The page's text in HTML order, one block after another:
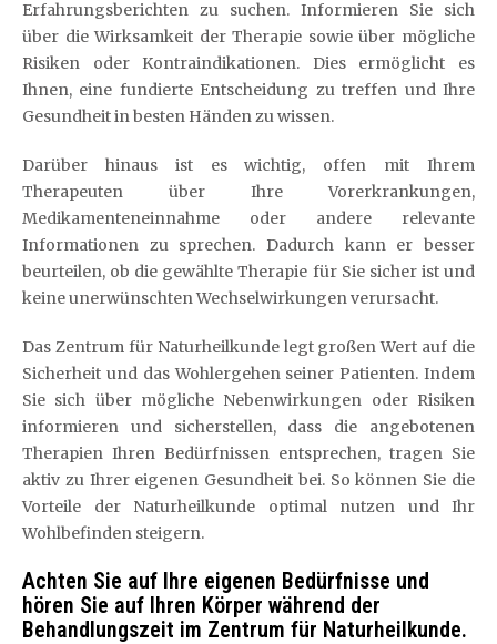
Erfahrungsberichten zu suchen. Informieren Sie sich
über die Wirksamkeit der Therapie sowie über mögliche
Risiken oder Kontraindikationen. Dies ermöglicht es
Ihnen, eine fundierte Entscheidung zu treffen und Ihre
Gesundheit in besten Händen zu wissen.
Darüber hinaus ist es wichtig, offen mit Ihrem
Therapeuten über Ihre Vorerkrankungen,
Medikamenteneinnahme oder andere relevante
Informationen zu sprechen. Dadurch kann er besser
beurteilen, ob die gewählte Therapie für Sie sicher ist und
keine unerwünschten Wechselwirkungen verursacht.
Das Zentrum für Naturheilkunde legt großen Wert auf die
Sicherheit und das Wohlergehen seiner Patienten. Indem
Sie sich über mögliche Nebenwirkungen oder Risiken
informieren und sicherstellen, dass die angebotenen
Therapien Ihren Bedürfnissen entsprechen, tragen Sie
aktiv zu Ihrer eigenen Gesundheit bei. So können Sie die
Vorteile der Naturheilkunde optimal nutzen und Ihr
Wohlbefinden steigern.
Achten Sie auf Ihre eigenen Bedürfnisse und
hören Sie auf Ihren Körper während der
Behandlungszeit im Zentrum für Naturheilkunde.